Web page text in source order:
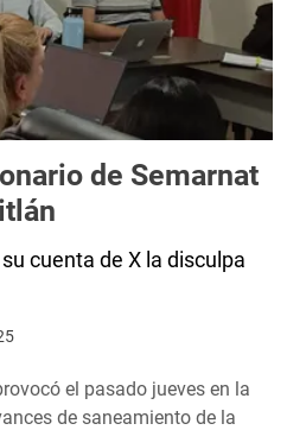
de Semarnat
cuenta de X la disculpa
el pasado jueves en la
de saneamiento de la